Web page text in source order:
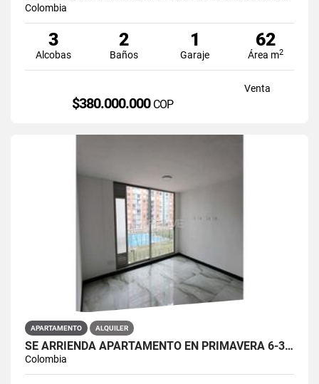
Colombia
3
Alcobas
2
Baños
1
Garaje
62
Área m2
Venta
$380.000.000 COP
APARTAMENTO ALQUILER
SE ARRIENDA APARTAMENTO EN PRIMAVERA 6-39 ET 2 PISO 3 PARS ESTRENAR
Colombia